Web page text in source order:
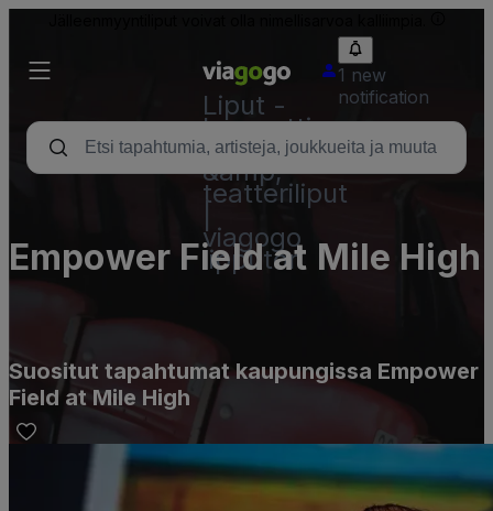
Liput -
konsertti,
urheilu
&amp;
teatteriliput
viagogo
lipputori
1 new
notification
Empower Field at Mile High
Suositut tapahtumat kaupungissa Empower
Field at Mile High